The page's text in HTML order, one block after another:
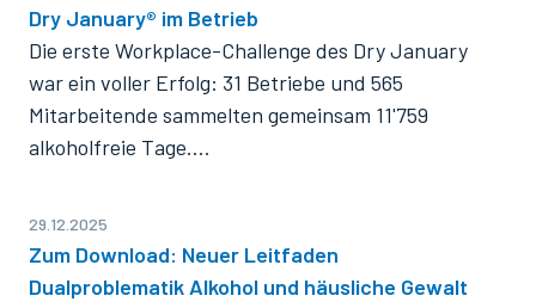
Dry January® im Betrieb
Die erste Workplace-Challenge des Dry January
war ein voller Erfolg: 31 Betriebe und 565
Mitarbeitende sammelten gemeinsam 11'759
alkoholfreie Tage.…
29.12.2025
Zum Download: Neuer Leitfaden
Dualproblematik Alkohol und häusliche Gewalt